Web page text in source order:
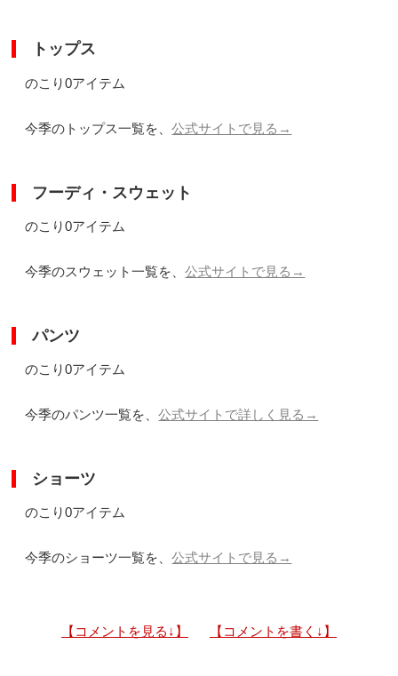
トップス
のこり0アイテム
今季のトップス一覧を、公式サイトで見る→
フーディ・スウェット
のこり0アイテム
今季のスウェット一覧を、公式サイトで見る→
パンツ
のこり0アイテム
今季のパンツ一覧を、公式サイトで詳しく見る→
ショーツ
のこり0アイテム
今季のショーツ一覧を、公式サイトで見る→
【コメントを見る↓】 【コメントを書く↓】